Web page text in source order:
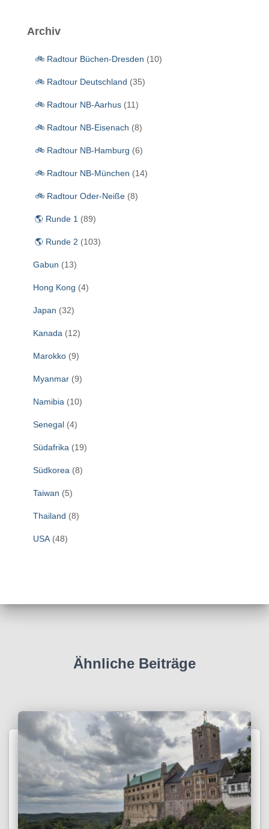
n
Archiv
🚲 Radtour Büchen-Dresden (10)
🚲 Radtour Deutschland (35)
🚲 Radtour NB-Aarhus (11)
🚲 Radtour NB-Eisenach (8)
🚲 Radtour NB-Hamburg (6)
🚲 Radtour NB-München (14)
🚲 Radtour Oder-Neiße (8)
🌎 Runde 1 (89)
🌎 Runde 2 (103)
Gabun (13)
Hong Kong (4)
Japan (32)
Kanada (12)
Marokko (9)
Myanmar (9)
Namibia (10)
Senegal (4)
Südafrika (19)
Südkorea (8)
Taiwan (5)
Thailand (8)
USA (48)
Ähnliche Beiträge